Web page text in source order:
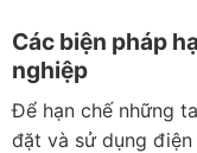
Các biện pháp
nghiệp
Để hạn chế những
đặt và sử dụng